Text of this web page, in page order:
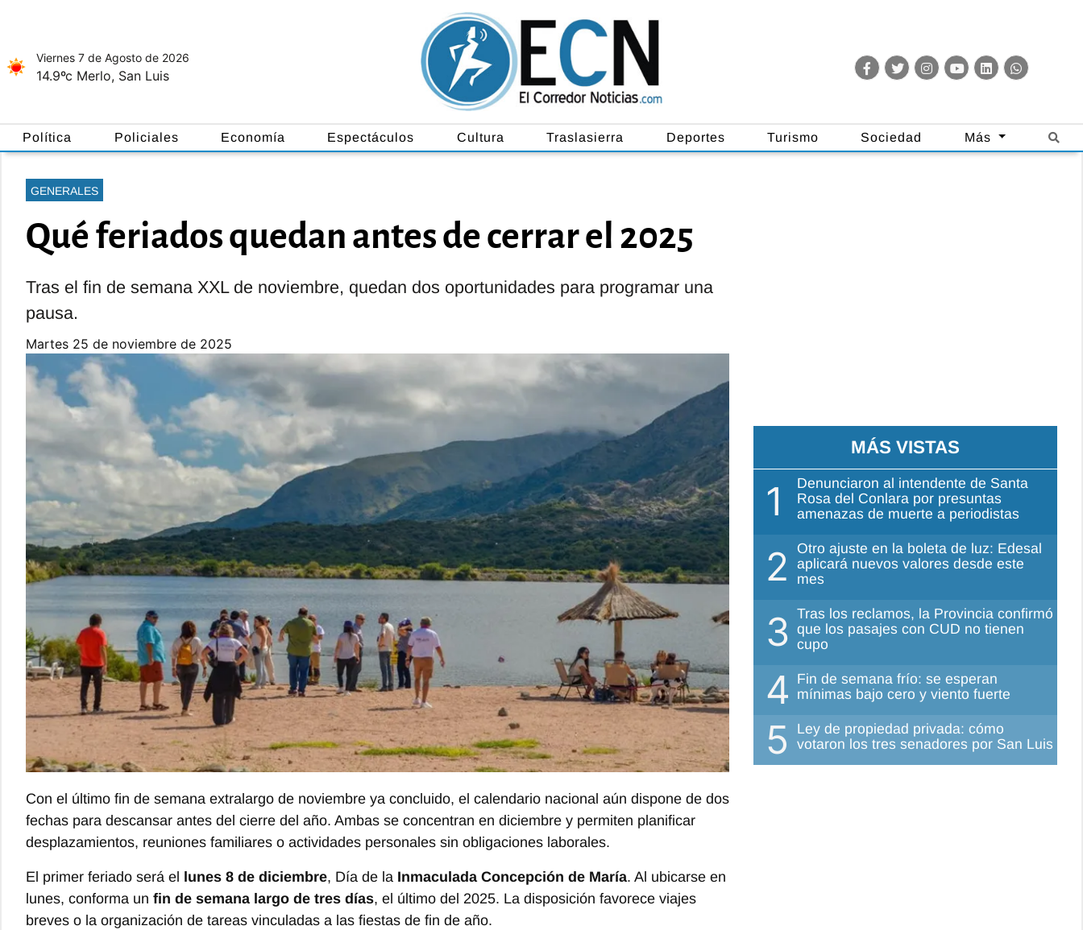
Viernes 7 de Agosto de 2026
14.9ºc Merlo, San Luis
Política Policiales Economía Espectáculos Cultura Traslasierra Deportes Turismo Sociedad Más
GENERALES
Qué feriados quedan antes de cerrar el 2025
Tras el fin de semana XXL de noviembre, quedan dos oportunidades para programar una
pausa.
martes 25 de noviembre de 2025
Con el último fin de semana extralargo de noviembre ya concluido, el calendario nacional aún dispone de dos
fechas para descansar antes del cierre del año. Ambas se concentran en diciembre y permiten planificar
desplazamientos, reuniones familiares o actividades personales sin obligaciones laborales.
El primer feriado será el lunes 8 de diciembre, Día de la Inmaculada Concepción de María. Al ubicarse en
lunes, conforma un fin de semana largo de tres días, el último del 2025. La disposición favorece viajes
breves o la organización de tareas vinculadas a las fiestas de fin de año.
MÁS VISTAS
1
Denunciaron al intendente de Santa
Rosa del Conlara por presuntas
amenazas de muerte a periodistas
2
Otro ajuste en la boleta de luz: Edesal
aplicará nuevos valores desde este
mes
3 Tras los reclamos, la Provincia confirmó
que los pasajes con CUD no tienen
cupo
4 Fin de semana frío: se esperan
mínimas bajo cero y viento fuerte
5
Ley de propiedad privada: cómo
votaron los tres senadores por San Luis